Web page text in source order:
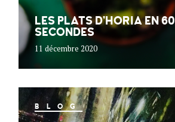
LES PLATS D’HORIA EN 60
SECONDES
11 décembre 2020
BLOG